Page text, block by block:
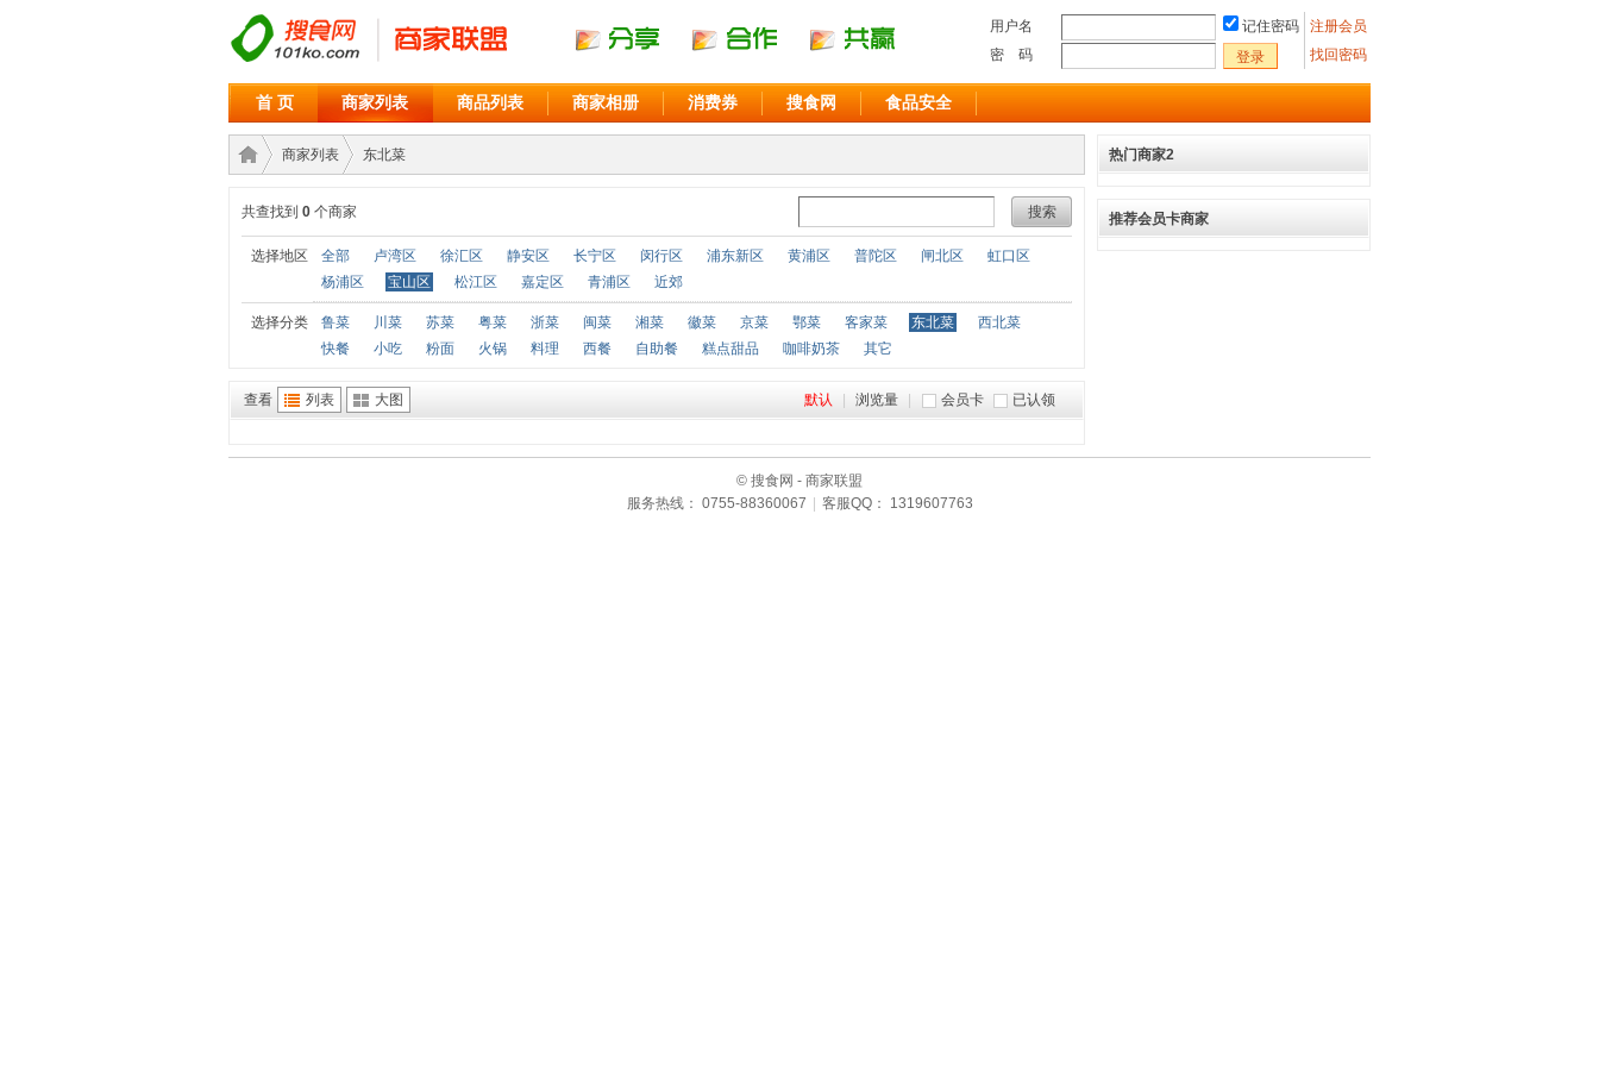
注册会员
找回密码
用户名
记住密码
密 码
登录
首 页 商家列表 商品列表 商家相册 消费券 搜食网 食品安全
商家›
商家列表
›
东北菜
搜索
共查找到 0 个商家
选择地区 全部 卢湾区 徐汇区 静安区 长宁区 闵行区 浦东新区 黄浦区 普陀区 闸北区
虹口区
杨浦区
宝山区 松江区 嘉定区 青浦区 近郊
选择分类 鲁菜 川菜 苏菜 粤菜 浙菜 闽菜 湘菜 徽菜 京菜 鄂菜 客家菜 东北菜
西北菜
快餐
小吃 粉面 火锅 料理 西餐 自助餐 糕点甜品 咖啡奶茶 其它
查看 列表 大图 会员卡 已认领
默认 浏览量
热门商家2
推荐会员卡商家
© 搜食网 - 商家联盟
服务热线： 0755-88360067
客服QQ： 1319607763